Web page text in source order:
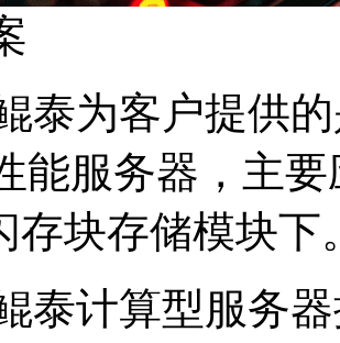
泰为客户提供
能服务器，主
存块存储模块下
泰计算型服务器